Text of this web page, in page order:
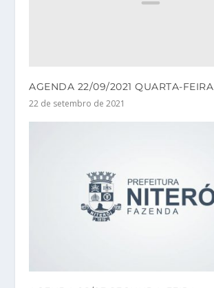
AGENDA 22/09/2021 QUARTA-FEIRA
22 de setembro de 2021